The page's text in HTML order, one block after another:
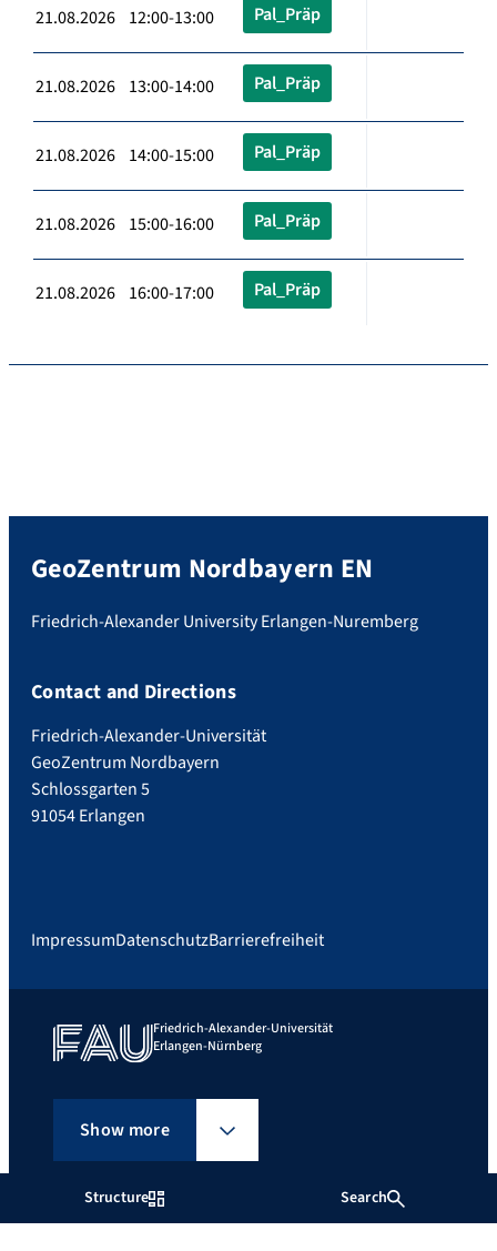
Structure Search
21.08.2026 12:00-13:00 Pal_Präp
21.08.2026 13:00-14:00 Pal_Präp
21.08.2026 14:00-15:00 Pal_Präp
21.08.2026 15:00-16:00 Pal_Präp
21.08.2026 16:00-17:00 Pal_Präp
GeoZentrum Nordbayern EN
Friedrich-Alexander University Erlangen-Nuremberg
Contact and Directions
Friedrich-Alexander-Universität
GeoZentrum Nordbayern
Schlossgarten 5
91054 Erlangen
ImpressumDatenschutzBarrierefreiheit
Friedrich-Alexander-Universität
Erlangen-Nürnberg
Show more